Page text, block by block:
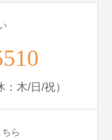
木/日/祝）
ら